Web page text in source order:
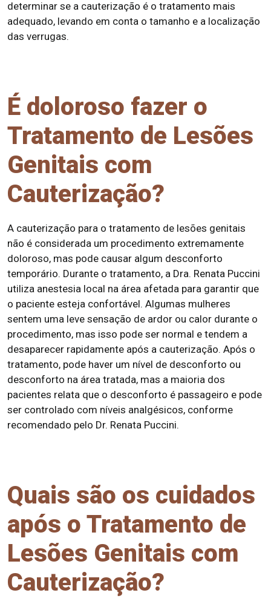
determinar se a cauterização é o tratamento mais
adequado, levando em conta o tamanho e a localização
das verrugas.
É doloroso fazer o
Tratamento de Lesões
Genitais com
Cauterização?
A cauterização para o tratamento de lesões genitais
não é considerada um procedimento extremamente
doloroso, mas pode causar algum desconforto
temporário. Durante o tratamento, a Dra. Renata Puccini
utiliza anestesia local na área afetada para garantir que
o paciente esteja confortável. Algumas mulheres
sentem uma leve sensação de ardor ou calor durante o
procedimento, mas isso pode ser normal e tendem a
desaparecer rapidamente após a cauterização. Após o
tratamento, pode haver um nível de desconforto ou
desconforto na área tratada, mas a maioria dos
pacientes relata que o desconforto é passageiro e pode
ser controlado com níveis analgésicos, conforme
recomendado pelo Dr. Renata Puccini.
Quais são os cuidados
após o Tratamento de
Lesões Genitais com
Cauterização?